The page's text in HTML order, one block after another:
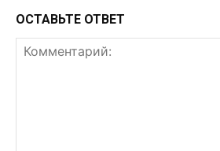
ОСТАВЬТЕ ОТВЕТ